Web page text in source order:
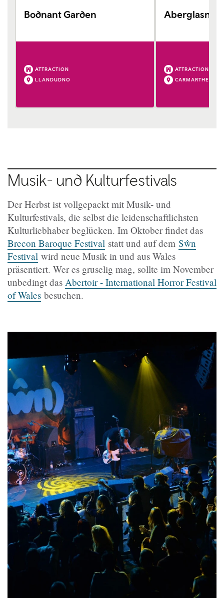
Bodnant Garden
ATTRACTION
LLANDUDNO
Aberglasney
ATTRACTION
CARMARTHEN
Musik- und Kulturfestivals
Der Herbst ist vollgepackt mit Musik- und
Kulturfestivals, die selbst die leidenschaftlichsten
Kulturliebhaber beglücken. Im Oktober findet das
Brecon Baroque Festival statt und auf dem Sŵn
Festival wird neue Musik in und aus Wales
präsentiert. Wer es gruselig mag, sollte im November
unbedingt das Abertoir - International Horror Festival
of Wales besuchen.